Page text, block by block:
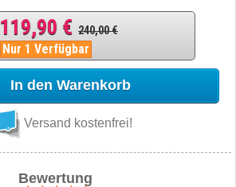
119,90 € 240,00 €
Nur 1 Verfügbar
In den Warenkorb
Versand kostenfrei!
Bewertung